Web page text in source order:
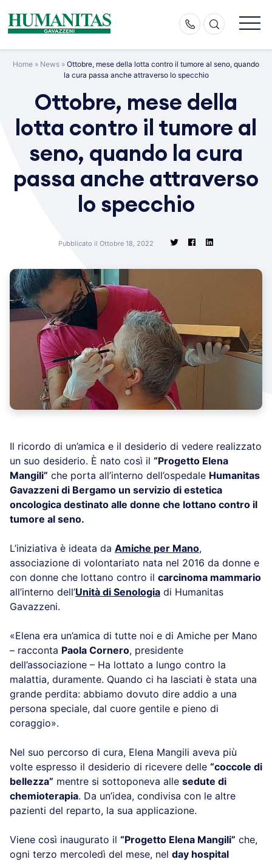
content
Home » News » Ottobre, mese della lotta contro il tumore al seno, quando
la cura passa anche attraverso lo specchio
Ottobre, mese della
lotta contro il tumore al
seno, quando la cura
passa anche attraverso
lo specchio
Pubblicato il Ottobre 18, 2022
Il ricordo di un’amica e il desiderio di vedere realizzato
un suo desiderio. È nato così il “Progetto Elena
Mangili” che porta all’interno dell’ospedale Humanitas
Gavazzeni di Bergamo un servizio di estetica
oncologica destinato alle donne che lottano contro il
tumore al seno.
L’iniziativa è ideata da Amiche per Mano,
associazione di volontariato nata nel 2016 da donne e
con donne che lottano contro il carcinoma mammario
all’interno dell’Unità di Senologia di Humanitas
Gavazzeni.
«Elena era un’amica di tutte noi e di Amiche per Mano
– racconta Paola Cornero, presidente
dell’associazione – Ha lottato a lungo contro la
malattia, duramente. Quando ci ha lasciati è stata una
grande perdita: abbiamo dovuto dire addio a una
persona speciale, dal cuore gentile e pieno di
coraggio».
Nel suo percorso di cura, Elena Mangili aveva più
volte espresso il desiderio di ricevere delle “coccole di
bellezza” mentre si sottoponeva alle sedute di
chemioterapia. Da un’idea, condivisa con le altre
pazienti del reparto, la sua applicazione.
Viene così inaugurato il “Progetto Elena Mangili” che,
ogni terzo mercoledì del mese, nel day hospital